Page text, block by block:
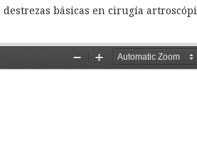
básicas en cirugía